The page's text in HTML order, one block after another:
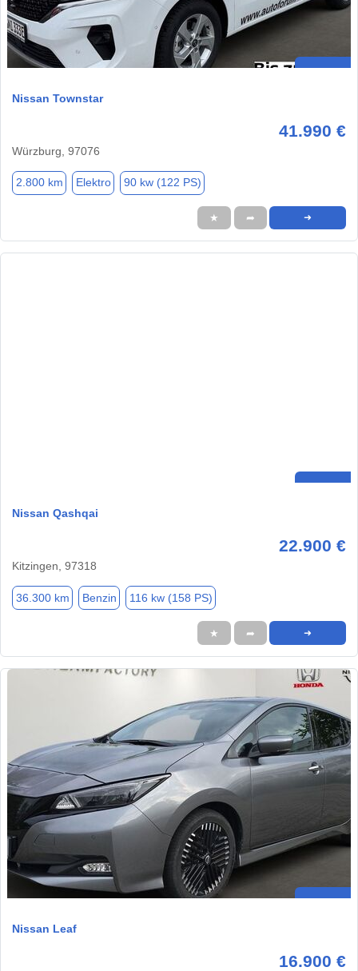
Nissan Townstar
41.990 €
Würzburg, 97076
2.800 km Elektro 90 kw (122 PS)
★ ➦ ➜
Nissan Qashqai
22.900 €
Kitzingen, 97318
36.300 km Benzin 116 kw (158 PS)
★ ➦ ➜
Nissan Leaf
16.900 €